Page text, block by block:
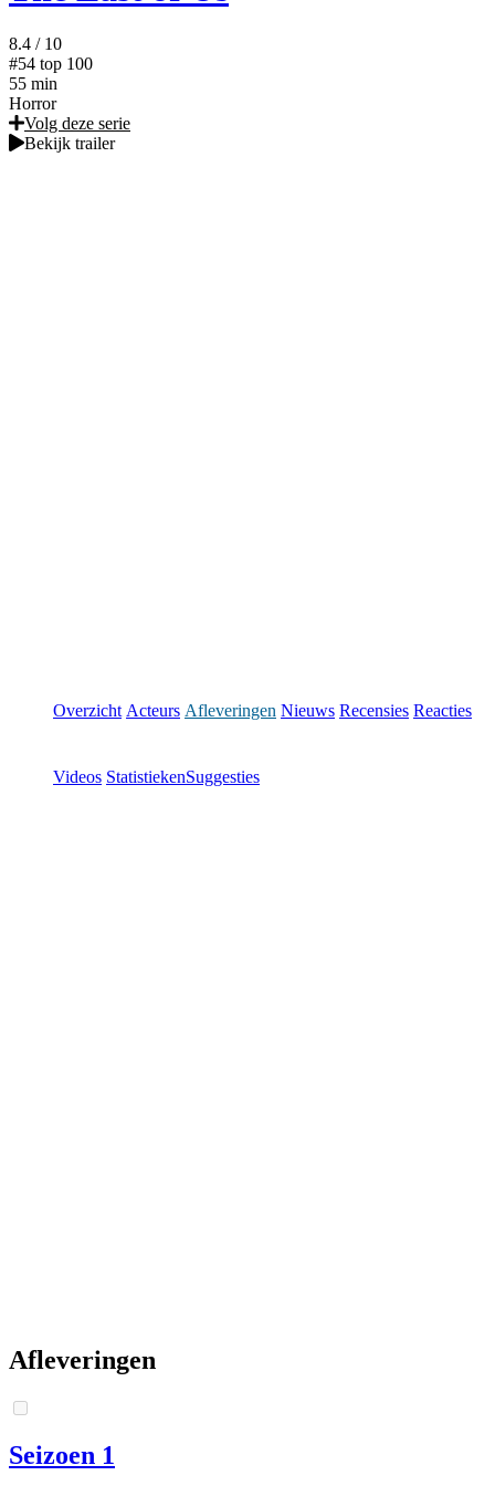
8.4 / 10
#54 top 100
55 min
Horror
Volg deze serie
Bekijk trailer
Overzicht Acteurs Afleveringen Nieuws Recensies Reacties
Videos StatistiekenSuggesties
Afleveringen
Seizoen 1